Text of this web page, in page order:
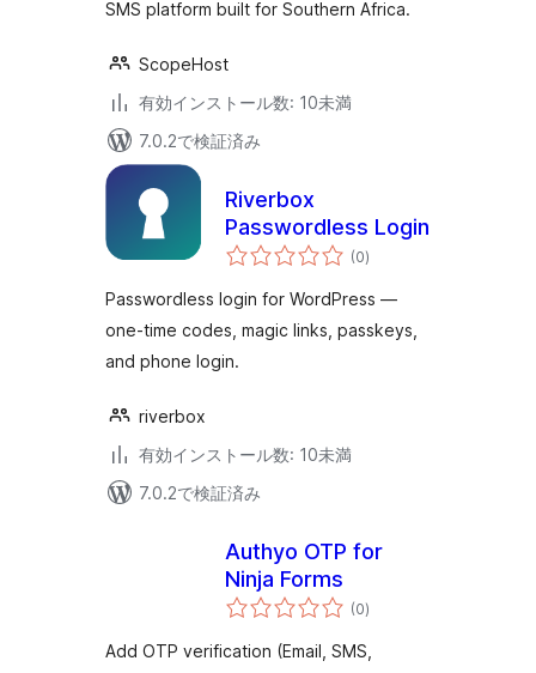
SMS platform built for Southern Africa.
ScopeHost
有効インストール数: 10未満
7.0.2で検証済み
Riverbox
Passwordless Login
(0個
の
価
)
Passwordless login for WordPress —
one-time codes, magic links, passkeys,
and phone login.
riverbox
有効インストール数: 10未満
7.0.2で検証済み
Authyo OTP for
Ninja Forms
(0個
の
価
)
Add OTP verification (Email, SMS,